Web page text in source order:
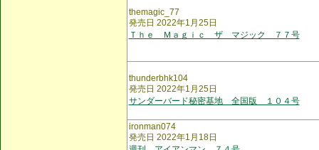
themagic_77
発売日 2022年1月25日
Ｔｈｅ Ｍａｇｉｃ ザ マジック ７７号
thunderbhk104
発売日 2022年1月25日
サンダーバード秘密基地 全国版 １０４号
ironman074
発売日 2022年1月18日